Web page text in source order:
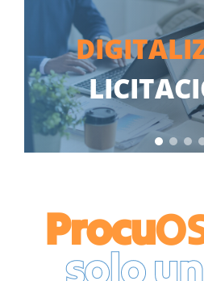
Procu
solo un